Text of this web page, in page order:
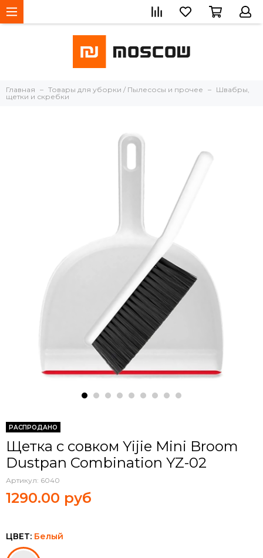
Главная Товары для уборки / Пылесосы и прочее
Швабры,
щетки и скребки
РАСПРОДАНО
Щетка с совком Yijie Mini Broom
Dustpan Combination YZ-02
Артикул: 6040
1290.00 руб
ЦВЕТ: Белый